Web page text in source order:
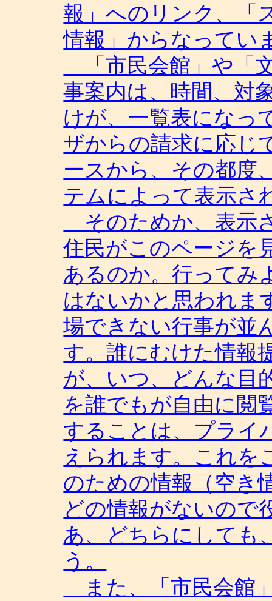
報」へのリンク、「
情報」からなってい
「市民会館」や「
事案内は、時間、対
けが、一覧表になっ
ザからの請求に応じ
ースから、その都度
テムによって表示さ
そのためか、表示
住民がこのページを
あるのか。行ってみ
はないかと思われま
場できない行事が並
す。誰にむけた情報
が、いつ、どんな目
を誰でもが自由に閲
することは、プライ
えられます。これを
のための情報（空き
どの情報がないので
あ、どちらにしても
う。
また、「市民会館